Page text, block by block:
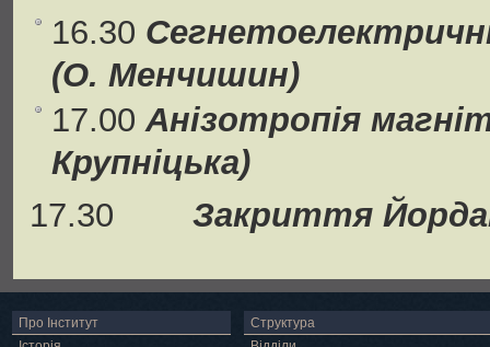
16.30
(О. Менчишин)
17.00Анізотропія
Крупніцька)
17.30 Закриття
Про Інститут
Структура